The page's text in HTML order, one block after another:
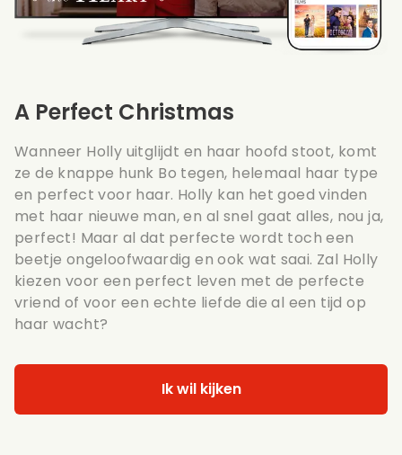
A Perfect Christmas
Wanneer Holly uitglijdt en haar hoofd stoot, komt
ze de knappe hunk Bo tegen, helemaal haar type
en perfect voor haar. Holly kan het goed vinden
met haar nieuwe man, en al snel gaat alles, nou ja,
perfect! Maar al dat perfecte wordt toch een
beetje ongeloofwaardig en ook wat saai. Zal Holly
kiezen voor een perfect leven met de perfecte
vriend of voor een echte liefde die al een tijd op
haar wacht?
Ik wil kijken